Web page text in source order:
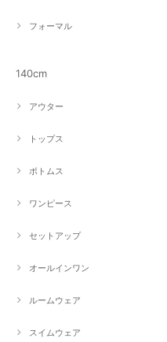
フォーマル
140cm
アウター
トップス
ボトムス
ワンピース
セットアップ
オールインワン
ルームウェア
スイムウェア